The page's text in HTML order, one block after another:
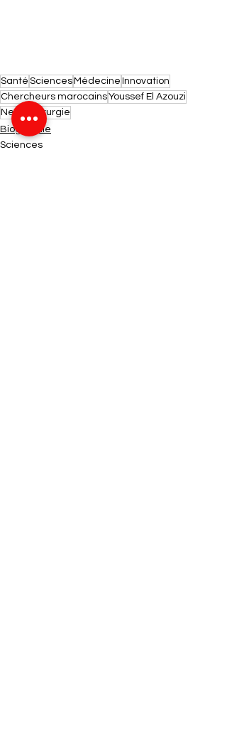
Santé Sciences Médecine Innovation
Chercheurs marocainsYoussef El Azouzi
Neurochirurgie
Biographie
Sciences